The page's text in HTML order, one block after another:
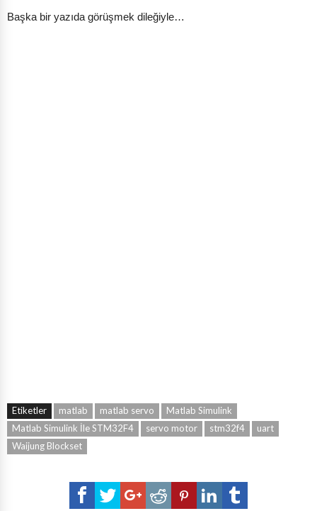
Başka bir yazıda görüşmek dileğiyle…
Etiketler matlab matlab servo
Matlab Simulink
Matlab Simulink İle STM32F4
servo motor stm32f4
uart
Waijung Blockset